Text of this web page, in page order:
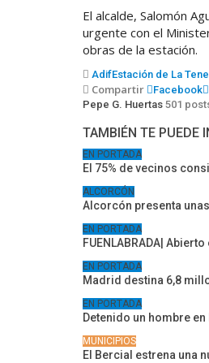
El alcalde, Salomón
urgente con el
obras de la estación.
AdifEstación de La
Compartir Facebook
Pepe G. Huertas 501
TAMBIÉN TE PUEDE
EN PORTADA
El 75% de vecinos
ALCORCÓN
Alcorcón presenta
EN PORTADA
FUENLABRADA|
EN PORTADA
Madrid destina 6,8
EN PORTADA
Detenido un hombre
MUNICIPIOS
El Bercial estrena una